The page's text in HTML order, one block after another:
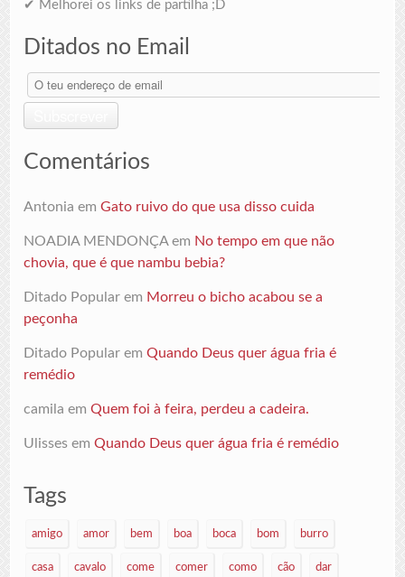
✔ Melhorei os links de partilha ;D
Ditados no Email
O
teu
de
email
Comentários
Antonia emGato ruivo do que usa disso cuida
NOADIA MENDONÇAem No tempo em que não
chovia, que é que nambu bebia?
Ditado Popular em Morreu o bicho acabou se a
peçonha
Ditado Popular emQuando Deus quer água fria é
remédio
camila emQuem foi à feira, perdeu a cadeira.
Ulisses emQuando Deus quer água fria é remédio
Tags
amigo amor bem boa boca bom burro
casa cavalo come comer como cão dar